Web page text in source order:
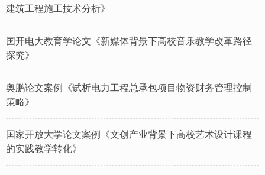
建筑工程施工技术分析》
国开电大教育学论文《新媒体背景下高校音乐教学改革路径
探究》
奥鹏论文案例《试析电力工程总承包项目物资财务管理控制
策略》
国家开放大学论文案例《文创产业背景下高校艺术设计课程
的实践教学转化》